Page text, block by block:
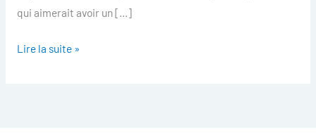
qui aimerait avoir un […]
Lire la suite »